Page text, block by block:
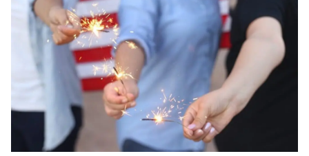
VOO・VIG・VONGの運用実績【12ヶ
月間】
為替によるリターン
VOO・VIG・VONGのリターン推移
VOO･VIG･VONGの値動きに見える米国市